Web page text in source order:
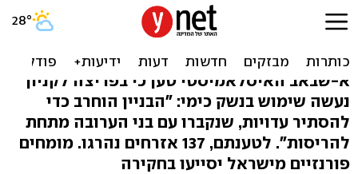
ארגון הטרור: "צבא קניה
השתמש בנשק כימי"
א-שבאב האיסלאמיסטי טען כי בפריצה לקניון
נעשה שימוש בנשק כימי: "הבניין הוחרב כדי
להסתיר עדויות, שנקברו עם בני הערובה מתחת
להריסות". לטענתם, 137 אזרחים נהרגו. מומחים
פורנזיים מישראל יסייעו בחקירה